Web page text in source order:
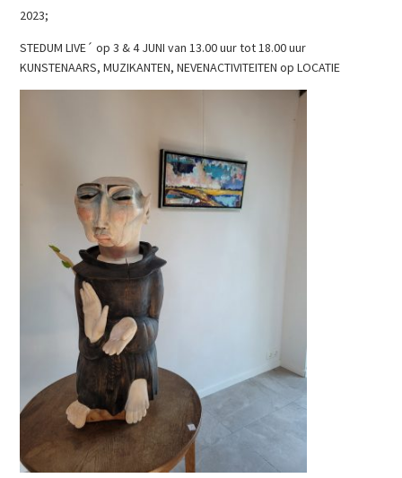
2023;
STEDUM LIVE´ op 3 & 4 JUNI van 13.00 uur tot 18.00 uur
KUNSTENAARS, MUZIKANTEN, NEVENACTIVITEITEN op LOCATIE